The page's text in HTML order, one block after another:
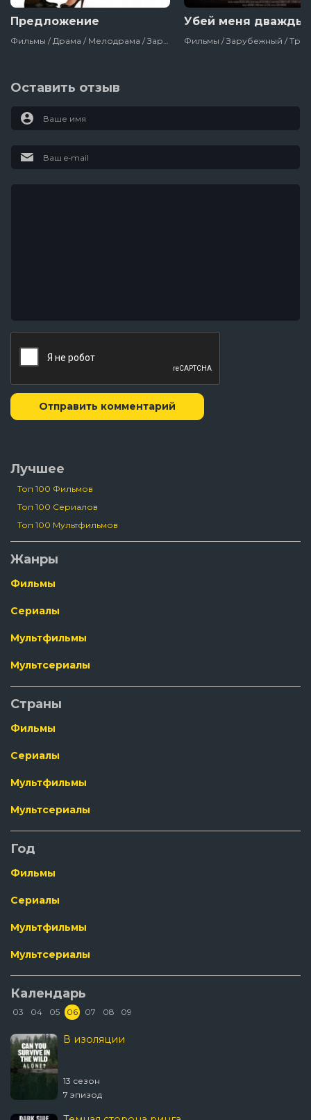
Предложение Убей меня дважды
Оставить отзыв
Отправить комментарий
Лучшее
Топ 100 Фильмов
Топ 100 Сериалов
Топ 100 Мультфильмов
Жанры
Фильмы
Сериалы
Мультфильмы
Мультсериалы
Страны
Фильмы
Сериалы
Мультфильмы
Мультсериалы
Год
Фильмы
Сериалы
Мультфильмы
Мультсериалы
Календарь
03 04 05 06 07 08 09
В изоляции
13 сезон
7 эпизод